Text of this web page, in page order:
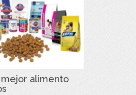
mejor alimento